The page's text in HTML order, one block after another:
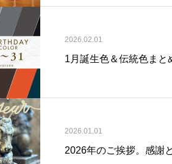
2026.02.01
1月誕生色＆伝統色まと
2026.01.01
2026年のご挨拶。感謝